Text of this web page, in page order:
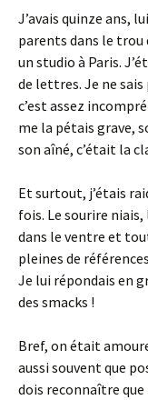
J’avais quinze ans,
parents dans le trou
un studio à Paris.
de lettres. Je ne sais
c’est assez
me la pétais grave,
son aîné, c’était la
Et surtout, j’étais
fois. Le sourire
dans le ventre et
pleines de
Je lui répondais en
des smacks !
Bref, on était
aussi souvent que
dois reconnaître